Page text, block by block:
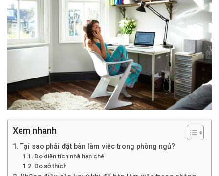
Xem nhanh
Tại sao phải đặt bàn làm việc trong phòng ngủ?
Do diện tích nhà hạn chế
Do sở thích